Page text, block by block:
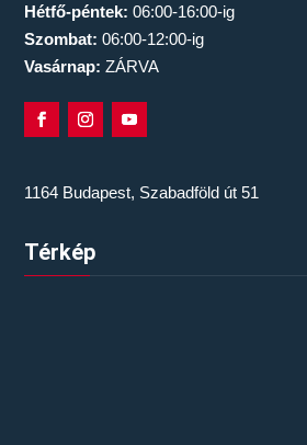
Hétfő-péntek: 06:00-16:00-ig
Szombat: 06:00-12:00-ig
Vasárnap: ZÁRVA
1164 Budapest, Szabadföld út 51
Térkép